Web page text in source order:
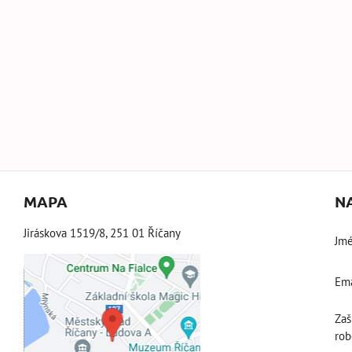
MAPA
Jiráskova 1519/8, 251 01 Říčany
Externí obsah je
blokován Volbami
soukromí